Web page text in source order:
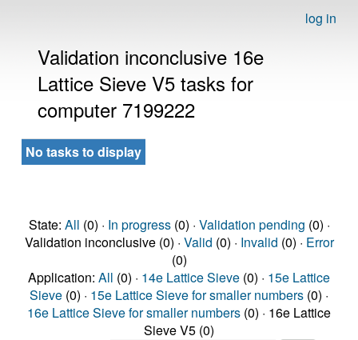
log in
Validation inconclusive 16e
Lattice Sieve V5 tasks for
computer 7199222
No tasks to display
State: All (0) · In progress(0) · Validation pending (0) ·
Validation inconclusive (0) · Valid (0) · Invalid (0) · Error
(0)
Application: All (0) · 14e Lattice Sieve (0) · 15e Lattice
Sieve (0) · 15e Lattice Sieve for smaller numbers (0) ·
16e Lattice Sieve for smaller numbers (0) · 16e Lattice
Sieve V5 (0)